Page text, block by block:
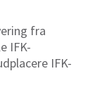
fra
IFK-
IFK-